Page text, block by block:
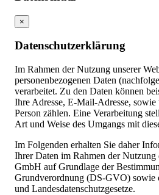
×
Datenschutzerklärung
Im Rahmen der Nutzung unserer
personenbezogenen Daten
verarbeitet. Zu den Daten können
Ihre Adresse, E-Mail-Adresse,
Person zählen. Eine Verarbeitung
Art und Weise des Umgangs mit
Im Folgenden erhalten Sie daher
Ihrer Daten im Rahmen der
GmbH auf Grundlage der
Grundverordnung (DS-GVO) sowie
und Landesdatenschutzgesetze.